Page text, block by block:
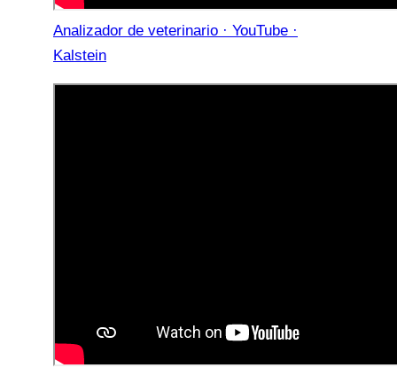
Analizador de veterinario · YouTube ·
Kalstein